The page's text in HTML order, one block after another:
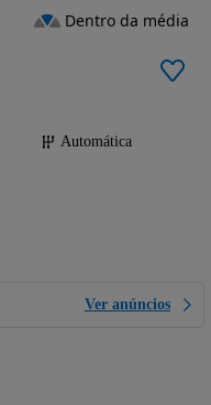
Automática
Ver anúncios
Dentro da média